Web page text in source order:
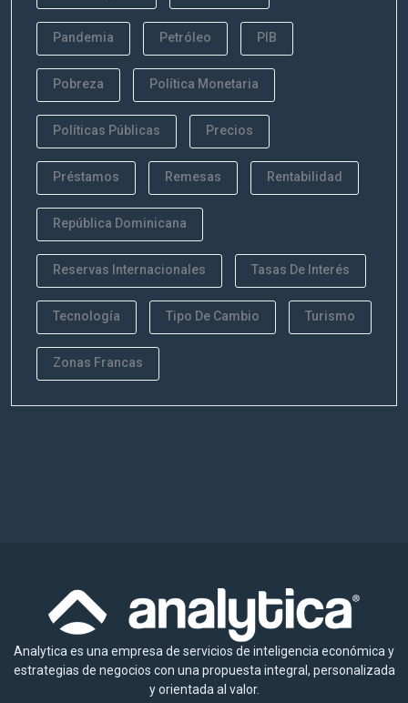
Pandemia Petróleo PIB
Pobreza Política Monetaria
Políticas Públicas Precios
Préstamos Remesas Rentabilidad
República Dominicana
Reservas Internacionales Tasas De Interés
Tecnología Tipo De Cambio Turismo
Zonas Francas
Analytica es una empresa de servicios de inteligencia económica y
estrategias de negocios con una propuesta integral, personalizada
y orientada al valor.